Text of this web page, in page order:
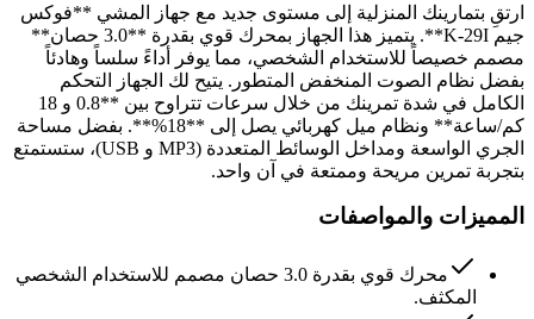
ارتقِ بتمارينك المنزلية إلى مستوى جديد مع جهاز المشي **فوكس
جيم K-29I**. يتميز هذا الجهاز بمحرك قوي بقدرة **3.0 حصان**
مصمم خصيصاً للاستخدام الشخصي، مما يوفر أداءً سلساً وهادئاً
بفضل نظام الصوت المنخفض المتطور. يتيح لك الجهاز التحكم
الكامل في شدة تمرينك من خلال سرعات تتراوح بين **0.8 و 18
كم/ساعة** ونظام ميل كهربائي يصل إلى **18%**. بفضل مساحة
الجري الواسعة ومداخل الوسائط المتعددة (MP3 و USB)، ستستمتع
بتجربة تمرين مريحة وممتعة في آن واحد.
المميزات والمواصفات
محرك قوي بقدرة 3.0 حصان مصمم للاستخدام الشخصي
المكثف.